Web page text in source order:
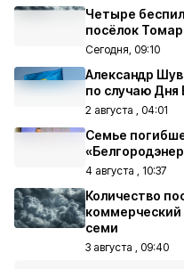
Четыре
посёлок
Сегодня, 09:10
Александр
по случаю Дня
2 августа , 04:01
Семье
4 августа , 10:37
Количество
коммерческий
семи
3 августа , 09:40